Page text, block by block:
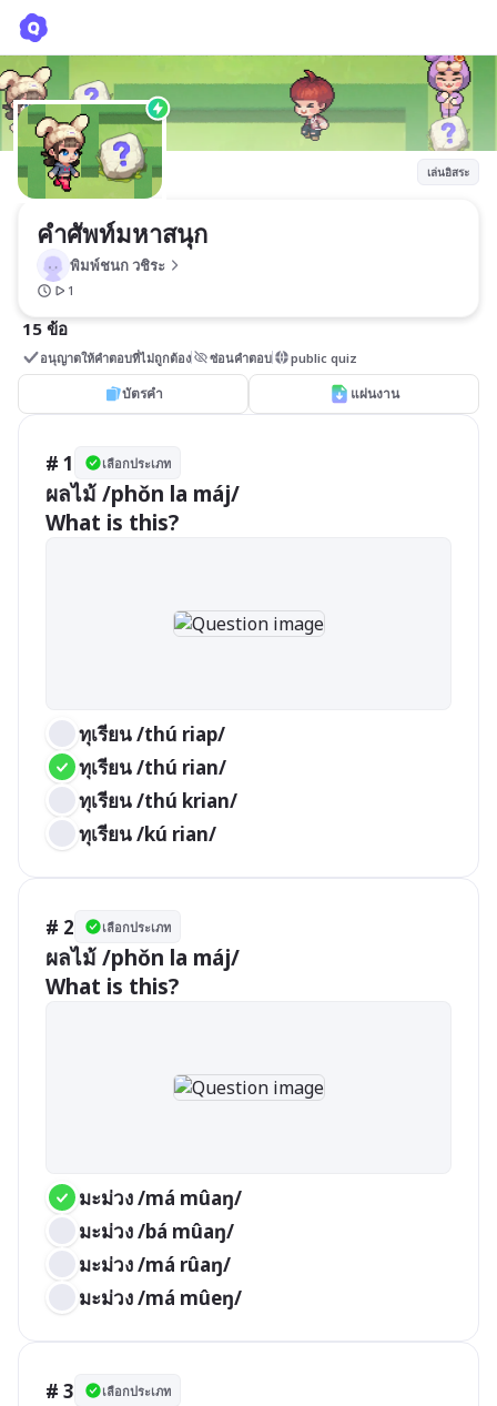
เล่นอิสระ
คำศัพท์มหาสนุก
พิมพ์ชนก วชิระ
1
15 ข้อ
อนุญาตให้คำตอบที่ไม่ถูกต้อง ซ่อนคำตอบ public quiz
บัตรคำ แผ่นงาน
# 1 เลือกประเภท
ผลไม้ /phǒn la máj/
What is this?
ทุเรียน /thú riap/
ทุเรียน /thú rian/
ทุเรียน /thú krian/
ทุเรียน /kú rian/
# 2 เลือกประเภท
ผลไม้ /phǒn la máj/
What is this?
มะม่วง /má mûaŋ/
มะม่วง /bá mûaŋ/
มะม่วง /má rûaŋ/
มะม่วง /má mûeŋ/
# 3 เลือกประเภท